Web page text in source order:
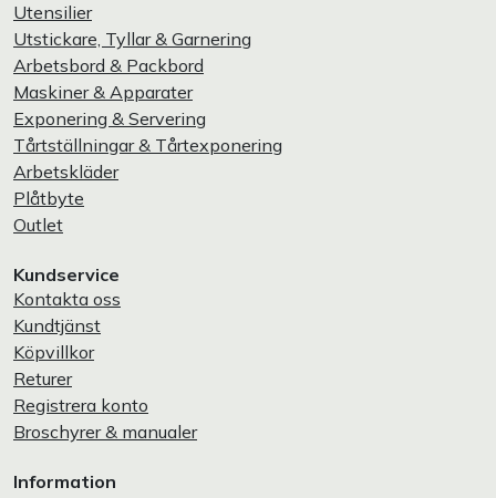
Utensilier
Utstickare, Tyllar & Garnering
Arbetsbord & Packbord
Maskiner & Apparater
Exponering & Servering
Tårtställningar & Tårtexponering
Arbetskläder
Plåtbyte
Outlet
Kundservice
Kontakta oss
Kundtjänst
Köpvillkor
Returer
Registrera konto
Broschyrer & manualer
Information